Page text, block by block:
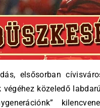
elsősorban
közeledő